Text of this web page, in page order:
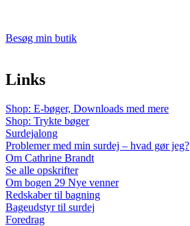
Besøg min butik
Links
Shop: E-bøger, Downloads med mere
Shop: Trykte bøger
Surdejalong
Problemer med min surdej – hvad gør jeg?
Om Cathrine Brandt
Se alle opskrifter
Om bogen 29 Nye venner
Redskaber til bagning
Bageudstyr til surdej
Foredrag